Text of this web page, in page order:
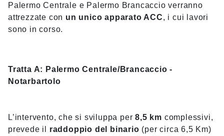
Palermo Centrale e Palermo Brancaccio verranno
attrezzate con un unico apparato ACC, i cui lavori
sono in corso.
Tratta A: Palermo Centrale/Brancaccio -
Notarbartolo
L’intervento, che si sviluppa per8,5 km complessivi,
prevede il raddoppio del binario (per circa 6,5 Km)